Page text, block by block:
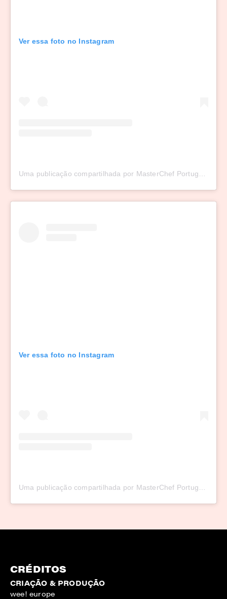
Ver essa foto no Instagram
Uma publicação compartilhada por MasterChef Portugal (@masterchefportugal)
Ver essa foto no Instagram
CRÉDITOS
CRIAÇÃO & PRODUÇÃO
wee! europe